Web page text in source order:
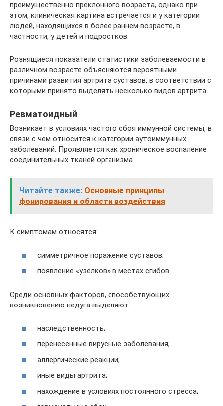
преимущественно преклонного возраста, однако при
этом, клиническая картина встречается и у категории
людей, находящихся в более раннем возрасте, в
частности, у детей и подростков.
Рознящиеся показатели статистики заболеваемости в
различном возрасте объясняются вероятными
причинами развития артрита суставов, в соответствии с
которыми принято выделять несколько видов артрита:
Ревматоидный
Возникает в условиях частого сбоя иммунной системы, в
связи с чем относится к категории аутоиммунных
заболеваний. Проявляется как хроническое воспаление
соединительных тканей организма.
Читайте также: Основные принципы
фонирования и области воздействия
К симптомам относятся:
симметричное поражение суставов;
появление «узелков» в местах сгибов.
Среди основных факторов, способствующих
возникновению недуга выделяют:
наследственность;
перенесенные вирусные заболевания;
аллергические реакции;
иные виды артрита;
нахождение в условиях постоянного стресса;